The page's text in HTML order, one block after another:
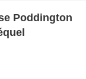
Poddington